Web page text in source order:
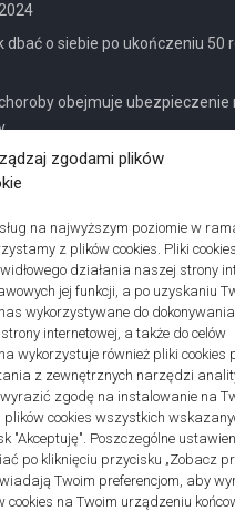
zgodami plików
na najwyższym poziomie w
z plików cookies. Pliki
działania naszej strony
jej funkcji, a po uzyskaniu
wykorzystywane do
internetowej, a także do celów
wykorzystuje również pliki cookies
z zewnętrznych narzędzi
zgodę na instalowanie na
cookies wszystkich
"Akceptuję". Poszczególne
po kliknięciu przycisku „Zobacz
Twoim preferencjom, aby
cookies na Twoim urządzeniu
dbać o siebie po ukończeniu 50
obejmuje ubezpieczenie